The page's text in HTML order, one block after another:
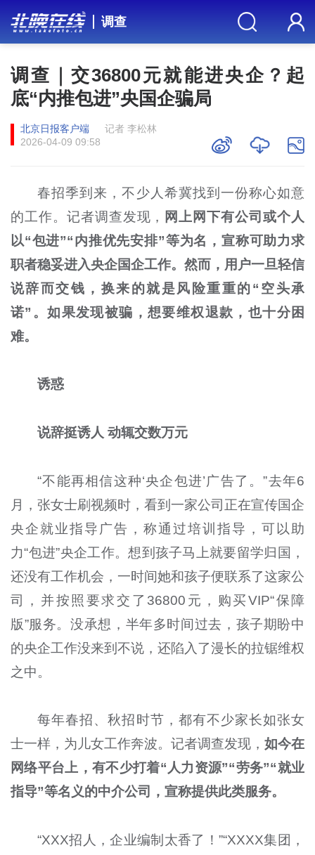
调查
调查｜交36800元就能进央企？起
底“内推包进”央国企骗局
北京日报客户端
记者 李松林
2026-04-09 09:58
春招季到来，不少人希冀找到一份称心如意
的工作。记者调查发现，
网上网下有公司或个人
以“包进”“内推优先安排”等为名，宣称可助力求
职者稳妥进入央企国企工作。然而，用户一旦轻信
说辞而交钱，换来的就是风险重重的“空头承
诺”。如果发现被骗，想要维权退款，也十分困
难。
诱惑
说辞挺诱人 动辄交数万元
“不能再相信这种‘央企包进’广告了。”去年6
月，张女士刷视频时，看到一家公司正在宣传国企
央企就业指导广告，称通过培训指导，可以助
力“包进”央企工作。想到孩子马上就要留学归国，
还没有工作机会，一时间她和孩子便联系了这家公
司，并按照要求交了36800元，购买VIP“保障
版”服务。没承想，半年多时间过去，孩子期盼中
的央企工作没来到不说，还陷入了漫长的拉锯维权
之中。
每年春招、秋招时节，都有不少家长如张女
士一样，为儿女工作奔波。记者调查发现，如今在
网络平台上，有不少打着“人力资源”“劳务”“就业
指导”等名义的中介公司，宣称提供此类服务。
“XXX招人，企业编制太香了！”“XXXX集团，